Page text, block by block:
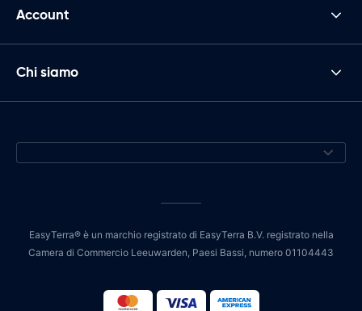
Account
Chi siamo
EasyTerra® è un marchio registrato di EasyTerra B.V. registrato nella
Camera di Commercio Leeuwarden, Paesi Bassi, numero 01104443